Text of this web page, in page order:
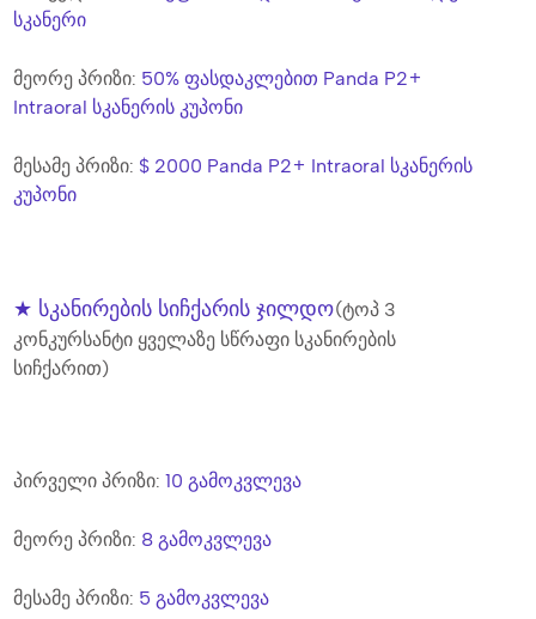
სკანერი
მეორე პრიზი: 50% ფასდაკლებით Panda P2+
Intraoral სკანერის კუპონი
მესამე პრიზი: $ 2000 Panda P2+ Intraoral სკანერის
კუპონი
★ სკანირების სიჩქარის ჯილდო(ტოპ 3
კონკურსანტი ყველაზე სწრაფი სკანირების
სიჩქარით)
პირველი პრიზი: 10 გამოკვლევა
მეორე პრიზი: 8 გამოკვლევა
მესამე პრიზი: 5 გამოკვლევა